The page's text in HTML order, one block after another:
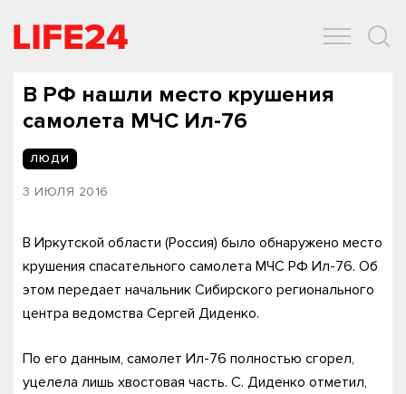
В РФ нашли место крушения
самолета МЧС Ил-76
ЛЮДИ
3 ИЮЛЯ 2016
В Иркутской области (Россия) было обнаружено место
крушения спасательного самолета МЧС РФ Ил-76. Об
этом передает начальник Сибирского регионального
центра ведомства Сергей Диденко.
По его данным, самолет Ил-76 полностью сгорел,
уцелела лишь хвостовая часть. С. Диденко отметил,